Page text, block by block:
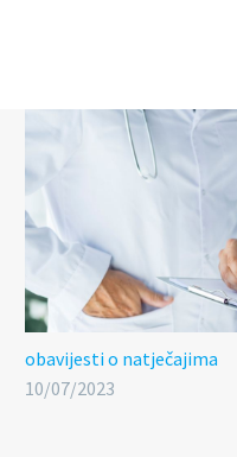
obavijesti o natječajima
10/07/2023